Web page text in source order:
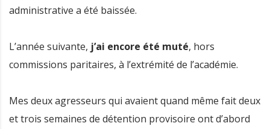
administrative a été baissée.
L’année suivante, j’ai encore été muté, hors
commissions paritaires, à l’extrémité de l’académie.
Mes deux agresseurs qui avaient quand même fait deux
et trois semaines de détention provisoire ont d’abord